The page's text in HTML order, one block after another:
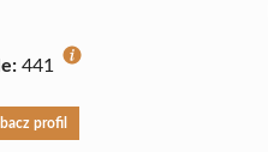
441
profil